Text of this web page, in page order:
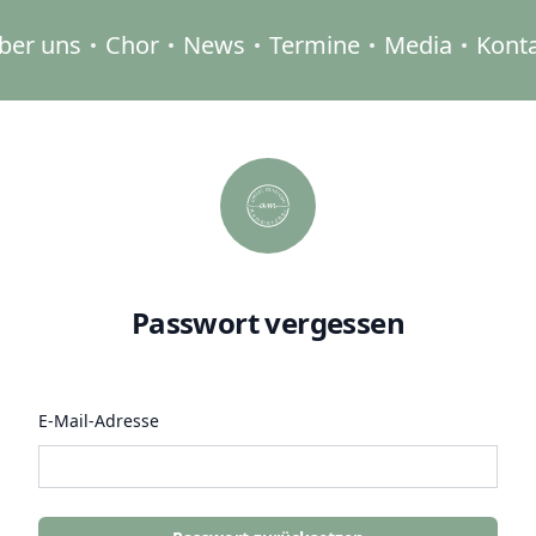
uns Chor News Termine Media
Passwort vergessen
E-Mail-Adresse